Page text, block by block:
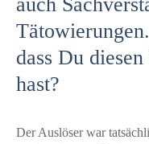
dass Du
hast?
Der Auslöser war